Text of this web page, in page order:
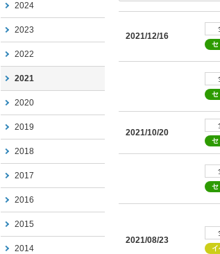
2021/12/16
セ
セ
2021/10/20
セ
セ
2021/08/23
イ
2024
2023
2022
2021
2020
2019
2018
2017
2016
2015
2014